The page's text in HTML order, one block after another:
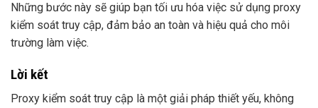
Những bước này sẽ giúp bạn tối ưu hóa việc sử dụng proxy
kiểm soát truy cập, đảm bảo an toàn và hiệu quả cho môi
trường làm việc.
Lời kết
Proxy kiểm soát truy cập là một giải pháp thiết yếu, không